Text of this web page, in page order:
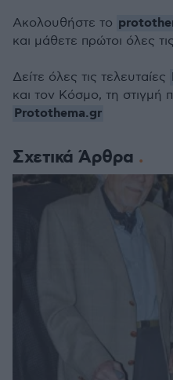
Σχετικά Άρθρα
Ακολουθήστε το
και μάθετε πρώτοι όλες
Δείτε όλες τις τελευταίες
και τον Κόσμο, τη στιγμή
Protothema.gr